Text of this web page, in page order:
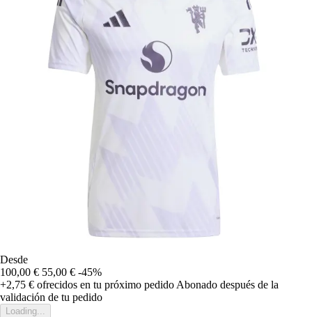
Desde
100,00 € 55,00 € -45%
+2,75 € ofrecidos en tu próximo pedido Abonado después de la
validación de tu pedido
Loading...